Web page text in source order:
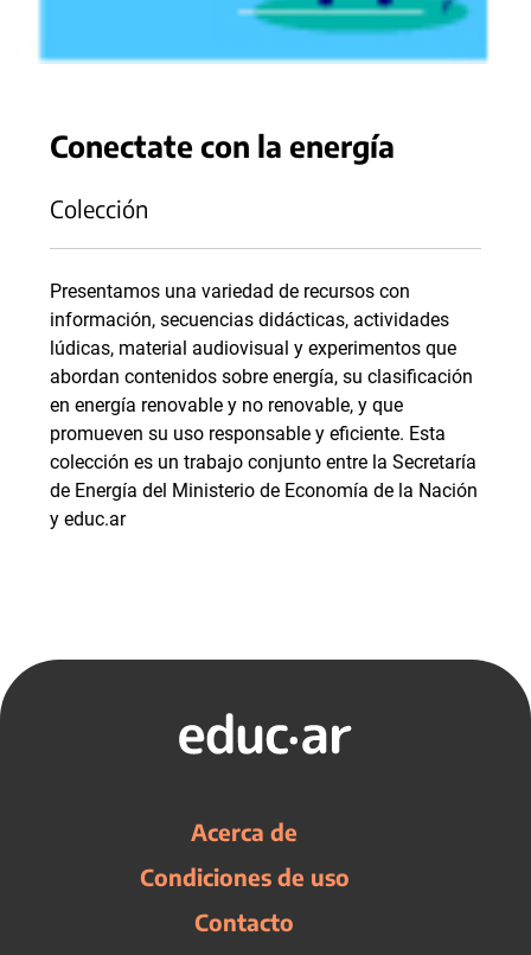
Conectate con la energía
Colección
Presentamos una variedad de recursos con
información, secuencias didácticas, actividades
lúdicas, material audiovisual y experimentos que
abordan contenidos sobre energía, su clasificación
en energía renovable y no renovable, y que
promueven su uso responsable y eficiente. Esta
colección es un trabajo conjunto entre la Secretaría
de Energía del Ministerio de Economía de la Nación
y educ.ar
Acerca de
Condiciones de uso
Contacto